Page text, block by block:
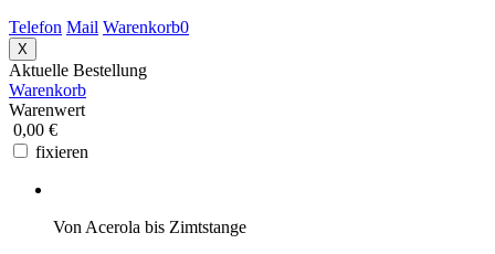
Telefon Mail Warenkorb0
X
Aktuelle Bestellung
Warenkorb
Warenwert
0,00 €
fixieren
Von Acerola bis Zimtstange